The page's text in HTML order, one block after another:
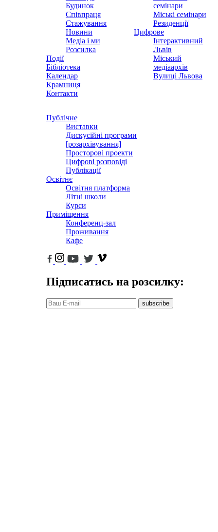
Будинок
Співпраця
Стажування
Новини
Медіа і ми
Розсилка
Події
Бібліотека
Календар
Крамниця
Контакти
семінари
Міські семінари
Резиденції
Цифрове
Інтерактивний
Львів
Міський
медіаархів
Вулиці Львова
Публічне
Виставки
Дискусійні програми
[розархівування]
Просторові проекти
Цифрові розповіді
Публікації
Освітнє
Освітня платформа
Літні школи
Курси
Приміщення
Конференц-зал
Проживання
Кафе
Підписатись на розсилку:
subscribe